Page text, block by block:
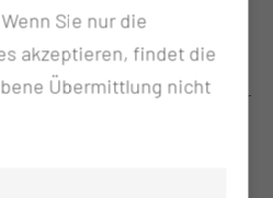
Effekte auf Körper
in Gang, die zu einer
können und das
Körper fördern.
Sie nur die
akzeptieren, findet die
Übermittlung nicht